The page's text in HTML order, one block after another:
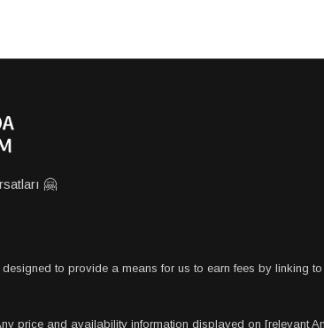
🤗
to provide a means for us to earn fees by linking
price and availability information displayed on [relevant